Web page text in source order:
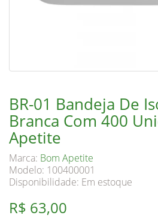
BR-01 Bandeja De
Branca Com 400
Apetite
Marca: Bom Apetite
Modelo: 100400001
Disponibilidade: Em estoque
R$ 63,00